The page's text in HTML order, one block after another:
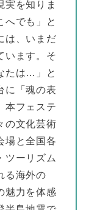
実を知りま
へでも」と
は、いまだ
います。そ
たは…」と
に「魂の表
本フェステ
の文化芸術
場と全国各
ツーリズム
る海外の
魅力を体感